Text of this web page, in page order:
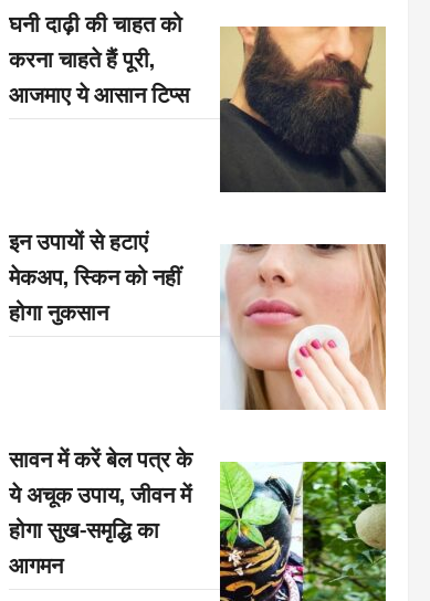
घनी दाढ़ी की चाहत को
करना चाहते हैं पूरी,
आजमाए ये आसान टिप्स
इन उपायों से हटाएं
मेकअप, स्किन को नहीं
होगा नुकसान
सावन में करें बेल पत्र के
ये अचूक उपाय, जीवन में
होगा सुख-समृद्धि का
आगमन